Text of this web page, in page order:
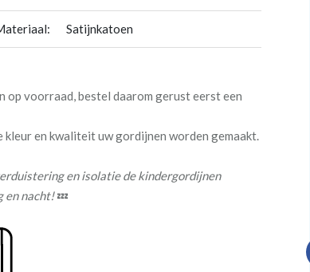
Satijnkatoen
op voorraad, bestel daarom gerust eerst een
kleur en kwaliteit uw gordijnen worden gemaakt.
en isolatie de kindergordijnen
en nacht!💤